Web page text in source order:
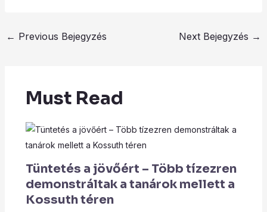
← Previous Bejegyzés Next Bejegyzés →
Must Read
Tüntetés a jövőért – Több tízezren
demonstráltak a tanárok mellett a
Kossuth téren